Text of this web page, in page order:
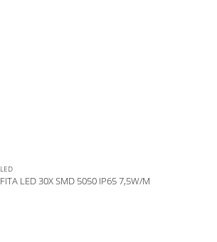
LED
FITA LED 30X SMD 5050 IP65 7,5W/M